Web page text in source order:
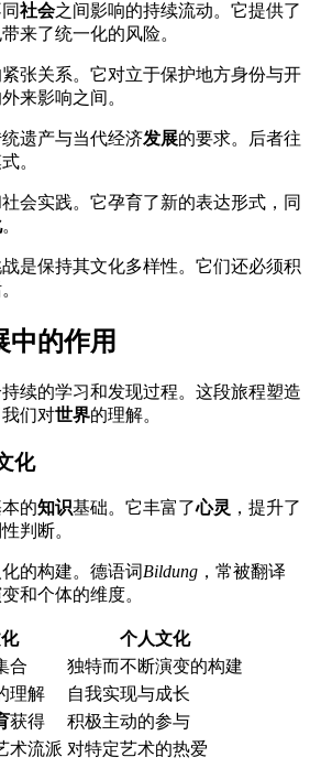
社会之间影响的持续流动。它提供了
来了统一化的风险。
张关系。它对立于保护地方身份与开
来影响之间。
遗产与当代经济发展的要求。后者往
。
会实践。它孕育了新的表达形式，同
。
是保持其文化多样性。它们还必须积
中的作用
续的学习和发现过程。这段旅程塑造
们对世界的理解。
化
的知识基础。它丰富了心灵 ，提升了
判断。
的构建。德语词Bildung ，常被翻译
和个体的维度。
个人文化
合
独特而不断演变的构建
理解
自我实现与成长
获得
积极主动的参与
术流派 对特定艺术的热爱